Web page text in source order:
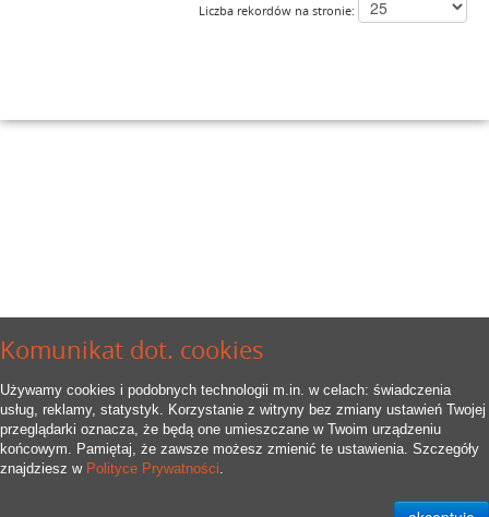
Komunikat dot. cookies
Używamy cookies i podobnych technologii m.in. w celach: świadczenia
usług, reklamy, statystyk. Korzystanie z witryny bez zmiany ustawień Twojej
przeglądarki oznacza, że będą one umieszczane w Twoim urządzeniu
końcowym. Pamiętaj, że zawsze możesz zmienić te ustawienia. Szczegóły
znajdziesz w Polityce Prywatności.
Liczba rekordów na stronie: